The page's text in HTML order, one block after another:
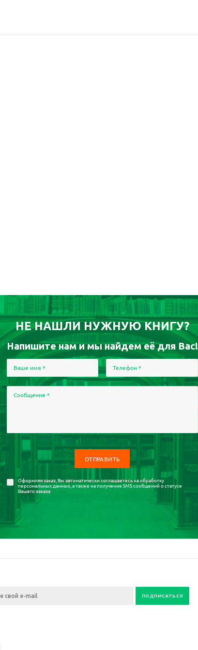
НЕ НАШЛИ НУЖНУЮ КНИГУ?
Напишите нам и мы найдем её для Вас!
Ваше имя * Телефон *
Сообщение *
Оформляя заказ, Вы автоматически соглашаетесь наобработку
персональных данных, а также на получение SMS сообщений о статусе
Вашего заказа